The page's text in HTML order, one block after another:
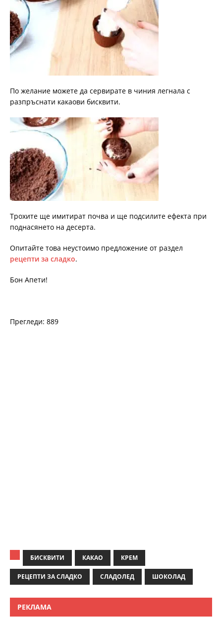
По желание можете да сервирате в чиния легнала с
разпръснати какаови бисквити.
Трохите ще имитират почва и ще подсилите ефекта при
поднасянето на десерта.
Опитайте това неустоимо предложение от раздел
рецепти за сладко.
Бон Апети!
Прегледи: 889
БИСКВИТИ КАКАО КРЕМ
РЕЦЕПТИ ЗА СЛАДКО СЛАДОЛЕД ШОКОЛАД
РЕКЛАМА